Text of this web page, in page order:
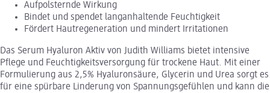
Aufpolsternde Wirkung
Bindet und spendet langanhaltende Feuchtigkeit
Fördert Hautregeneration und mindert Irritationen
Das Serum Hyaluron Aktiv von Judith Williams bietet intensive
Pflege und Feuchtigkeitsversorgung für trockene Haut. Mit einer
Formulierung aus 2,5% Hyaluronsäure, Glycerin und Urea sorgt es
für eine spürbare Linderung von Spannungsgefühlen und kann die